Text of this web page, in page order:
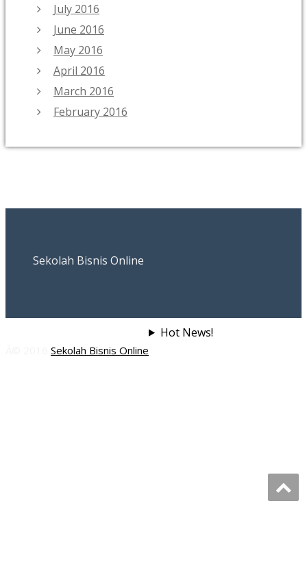
July 2016
June 2016
May 2016
April 2016
March 2016
February 2016
Sekolah Bisnis Online
Sekolah Bisnis Online
Hot News!